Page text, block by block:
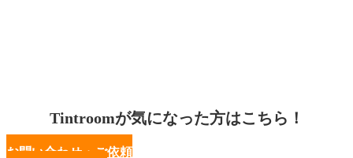
Tintroomが気になった方はこちら！
お問い合わせ・ご依頼